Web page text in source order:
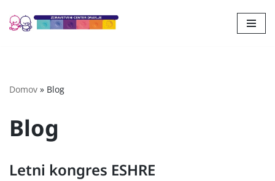
Skoči
Domov » Blog
Blog
Letni kongres ESHRE